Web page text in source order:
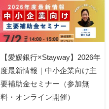
【愛媛銀行×Stayway】2026年
度最新情報｜中小企業向け主
要補助金セミナー（参加無
料・オンライン開催）